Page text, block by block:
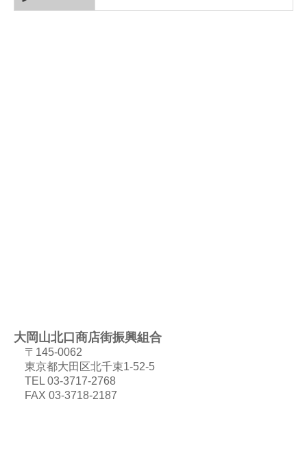
大岡山北口商店街振興組合
〒145-0062
東京都大田区北千束1-52-5
TEL 03-3717-2768
FAX 03-3718-2187